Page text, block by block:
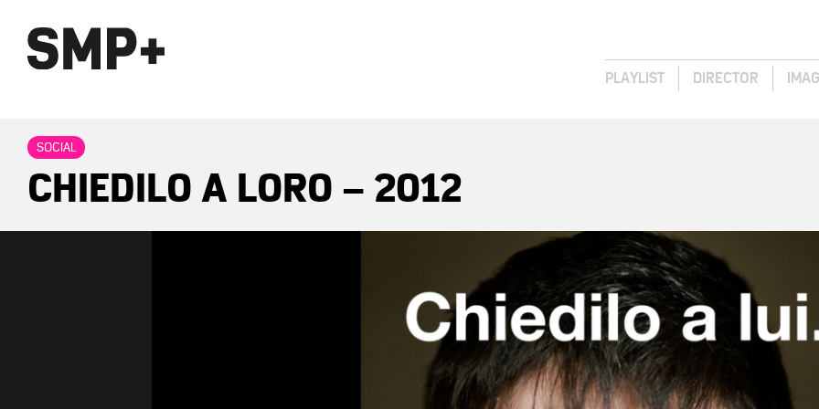
PLAYLIST DIRECTOR
SOCIAL
CHIEDILO A LORO – 2012